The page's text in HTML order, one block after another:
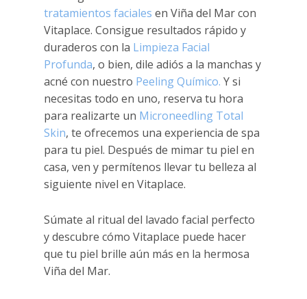
tratamientos faciales en Viña del Mar con
Vitaplace. Consigue resultados rápido y
duraderos con la Limpieza Facial
Profunda, o bien, dile adiós a la manchas y
acné con nuestro Peeling Químico. Y si
necesitas todo en uno, reserva tu hora
para realizarte un Microneedling Total
Skin, te ofrecemos una experiencia de spa
para tu piel. Después de mimar tu piel en
casa, ven y permítenos llevar tu belleza al
siguiente nivel en Vitaplace.
Súmate al ritual del lavado facial perfecto
y descubre cómo Vitaplace puede hacer
que tu piel brille aún más en la hermosa
Viña del Mar.